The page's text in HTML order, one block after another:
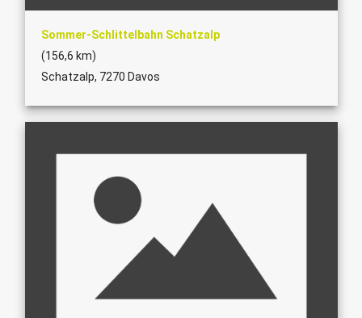
Sommer-Schlittelbahn Schatzalp
(156,6 km)
Schatzalp, 7270 Davos